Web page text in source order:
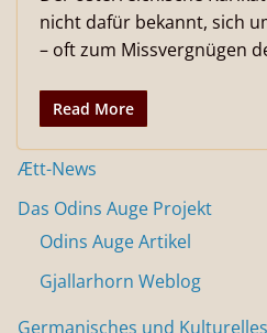
nicht dafür bekannt, sich
– oft zum Missvergnügen
Read More
Ætt-News
Das Odins Auge Projekt
Odins Auge Artikel
Gjallarhorn Weblog
Germanisches und Kulturelles